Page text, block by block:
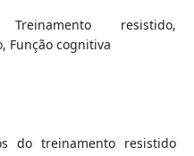
Treinamento resistido,
Função cognitiva
do treinamento resistido